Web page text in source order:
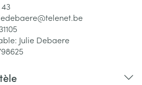
telenet.be
Julie Debaere